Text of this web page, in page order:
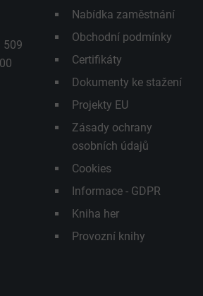
509
Nabídka zaměstnání
Obchodní podmínky
Certifikáty
Dokumenty ke stažení
Projekty EU
Zásady ochrany
osobních údajů
Cookies
Informace - GDPR
Kniha her
Provozní knihy